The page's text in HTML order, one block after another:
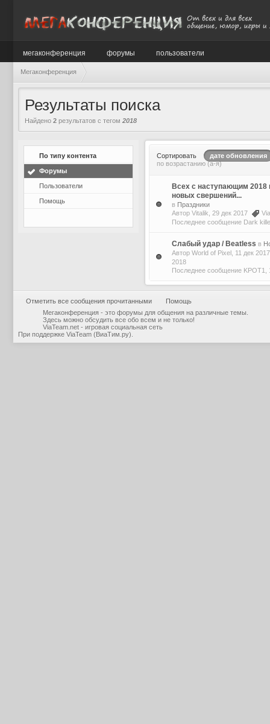
мегаконференция форумы пользователи
Мегаконференция
Результаты поиска
Найдено 2 результатов с тегом 2018
По типу контента
Форумы
Пользователи
Помощь
Сортировать
дате обновления
по возрастанию (а-я)
Всех с наступающим 2018
новых свершений...
в Праздники
Автор Vitalik , 29 дек 2017
Последнее сообщение Dark
Слабый удар / Beatless в
Автор World of Pixel , 11 дек
2018
Последнее сообщение KPOT1
Отметить все сообщения прочитанными
Помощь
Мегаконференция - это форумы для общения на различные темы.
Здесь можно обсудить все обо всем и не только!
ViaTeam.net - игровая социальная сеть
При поддержке ViaTeam (ВиаТим.ру)